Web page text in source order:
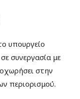
υπουργείο
συνεργασία με
στην
περιορισμού.